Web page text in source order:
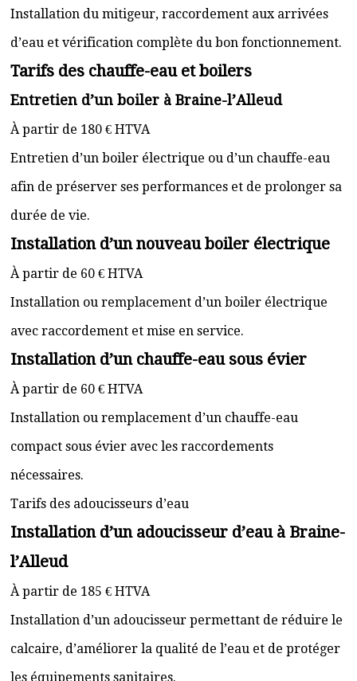
Installation du mitigeur, raccordement aux arrivées
d’eau et vérification complète du bon fonctionnement.
Tarifs des chauffe-eau et boilers
Entretien d’un boiler à Braine-l’Alleud
À partir de 180 € HTVA
Entretien d’un boiler électrique ou d’un chauffe-eau
afin de préserver ses performances et de prolonger sa
durée de vie.
Installation d’un nouveau boiler électrique
À partir de 60 € HTVA
Installation ou remplacement d’un boiler électrique
avec raccordement et mise en service.
Installation d’un chauffe-eau sous évier
À partir de 60 € HTVA
Installation ou remplacement d’un chauffe-eau
compact sous évier avec les raccordements
nécessaires.
Tarifs des adoucisseurs d’eau
Installation d’un adoucisseur d’eau à Braine-
l’Alleud
À partir de 185 € HTVA
Installation d’un adoucisseur permettant de réduire le
calcaire, d’améliorer la qualité de l’eau et de protéger
les équipements sanitaires.